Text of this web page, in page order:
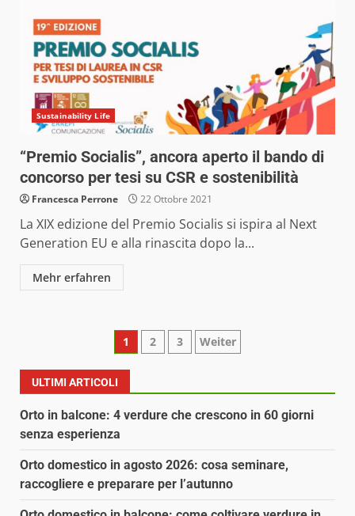
Sustainability Life
“Premio Socialis”, ancora aperto il bando di
concorso per tesi su CSR e sostenibilità
Francesca Perrone 22 Ottobre 2021
La XIX edizione del Premio Socialis si ispira al Next
Generation EU e alla rinascita dopo la...
Mehr erfahren
Paginazione
degli
articoli
1 2 3 Weiter
ULTIMI ARTICOLI
Orto in balcone: 4 verdure che crescono in 60 giorni
senza esperienza
Orto domestico in agosto 2026: cosa seminare,
raccogliere e preparare per l’autunno